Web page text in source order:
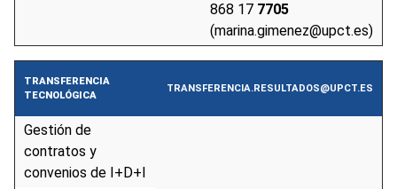
868 17 7705
(marina.gimenez@upct.es)
TRANSFERENCIA
TECNOLÓGICA
TRANSFERENCIA.RESULTADOS@UPCT.ES
Gestión de
contratos y
convenios de I+D+I